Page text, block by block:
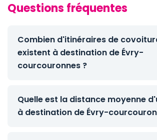
Questions fréquentes
Combien d'itinéraires de
existent à destination de Évry-
courcouronnes ?
Quelle est la distance moyenne
à destination de Évry-